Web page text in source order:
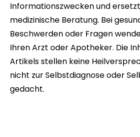
Informationszwecken und
medizinische Beratung. Bei
Beschwerden oder Fragen
Ihren Arzt oder Apotheker. Die
Artikels stellen keine
nicht zur Selbstdiagnose oder
gedacht.